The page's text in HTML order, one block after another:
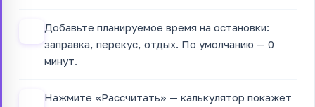
Добавьте планируемое время на остановки:
заправка, перекус, отдых. По умолчанию — 0
минут.
Нажмите «Рассчитать» — калькулятор покажет